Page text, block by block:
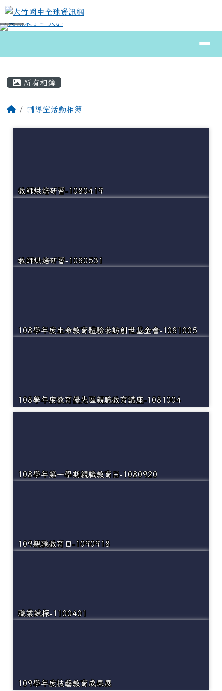
跳至主內容區
大竹國中全球資訊網
⏸
所有相簿
回首頁輔導室活動相簿
教師烘焙研習-1080419
教師烘焙研習-1080531
108學年度生命教育體驗參訪創世基金會-1081005
108學年度教育優先區親職教育講座-1081004
108學年第一學期親職教育日-1080920
109親職教育日-1090918
職業試探-1100401
109學年度技藝教育成果展